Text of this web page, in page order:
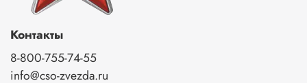
Контакты
8-800-755-74-55
info@cso-zvezda.ru